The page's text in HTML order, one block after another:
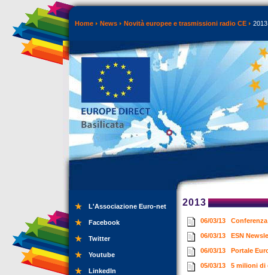
Home News Novità europee e trasmissioni radio CE 2013
L'Associazione Euro-net
Facebook
Twitter
Youtube
LinkedIn
2013
06/03/13
06/03/13 ESN
06/03/13 Portale
05/03/13 5 milioni di